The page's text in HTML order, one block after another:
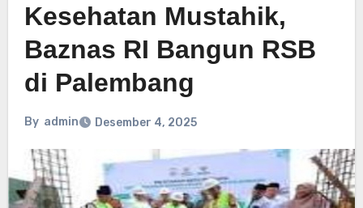
Kesehatan Mustahik,
Baznas RI Bangun RSB
di Palembang
By admin Desember 4, 2025